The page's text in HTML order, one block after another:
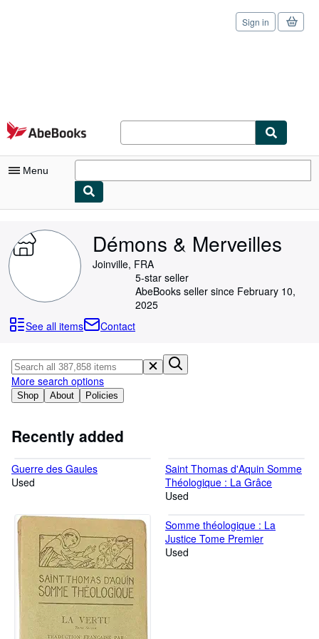
Skip to main content
AbeBooks.com
Sign in
Menu
My Purchases
Advanced Search
Browse Collections
Art & Collectibles
Textbooks
Start Selling
Help
CLOSE
Démons & Merveilles
Joinville, FRA
5-star seller
AbeBooks seller since February 10,
2025
See all items
Contact
Shop About Policies
More search options
Recently added
Guerre des Gaules
Used
Saint Thomas d'Aquin Somme
Théologique : La Grâce
Used
Somme théologique : La
Justice Tome Premier
Used